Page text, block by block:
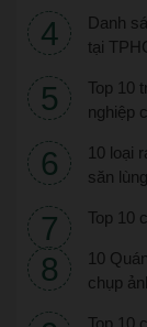
Danh
tại
Top 10
nghiệp
10 loại
săn
Top 10
10
chụp
Top 10